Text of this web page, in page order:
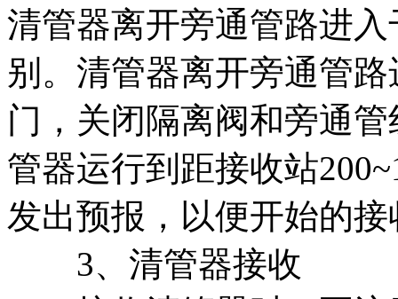
清管器离开旁通管路进
别。清管器离开旁通管
门，关闭隔离阀和旁通
管器运行到距接收站
发出预报，以便开始的
3、清管器接收